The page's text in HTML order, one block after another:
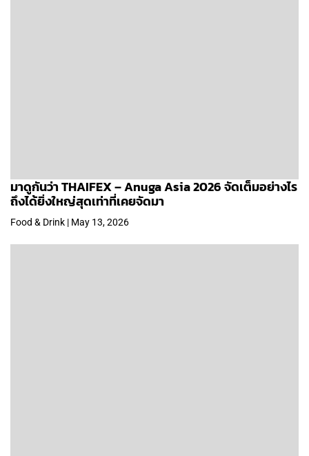
มาดูกันว่า THAIFEX – Anuga Asia 2026 จัดเต็มอย่างไร
ถึงได้ยิ่งใหญ่สุดเท่าที่เคยจัดมา
Food & Drink | May 13, 2026